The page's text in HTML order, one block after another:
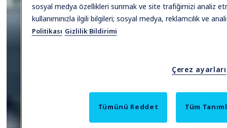
sosyal medya özellikleri sunmak ve site trafiğimizi analiz
kullanımınızla ilgili bilgileri; sosyal medya, reklamcılık ve
Politikası Gizlilik Bildirimi
Çerez ayarları
Tümünü Reddet Tüm